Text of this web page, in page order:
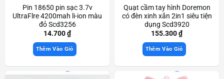
Pin 18650 pin sạc 3.7v
UltraFlre 4200mah li-ion màu
đỏ Scd3256
14.700₫
Thêm Vào Giỏ
Quạt cầm tay hình Doremon
có đèn xinh xắn 2in1 siêu tiện
dụng Scd3920
155.300₫
Thêm Vào Giỏ